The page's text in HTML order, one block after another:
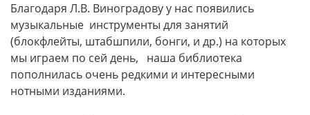
Благодаря Л.В. Виноградову у нас появились
музыкальные инструменты для занятий
(блокфлейты, штабшпили, бонги, и др.) на которых
мы играем по сей день, наша библиотека
пополнилась очень редкими и интересными
нотными изданиями.